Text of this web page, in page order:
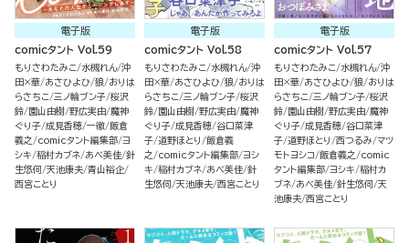
電子版
comicタント Vol.59
もりさわたみこ 水槻れん 沖
田×華 あさひよひ 狼 おりは
らさちこ 三ノ輪ブン子 桜沢
鈴 園山由樹 野広実由 魔神
ぐり子 成見香穂 一徹 飯倉
義之
comicタント編集部 ヨ
シキ 稲村カブネ あべ美佳 針
生悠伺 天池康夫 青山裕企
西宮ことり
電子版
comicタント Vol.58
もりさわたみこ 水槻れん 沖
田×華 あさひよひ 狼 おりは
らさちこ 三ノ輪ブン子 桜沢
鈴 園山由樹 野広実由 魔神
ぐり子 成見香穂 谷口菜津
子 道野ほとり
飯倉義
之
comicタント編集部 ヨシ
キ 稲村カブネ あべ美佳 針
生悠伺 天池康夫 西宮ことり
電子版
comicタント Vol.57
もりさわたみこ 水槻れん 沖
田×華 あさひよひ 狼 おりは
らさちこ 三ノ輪ブン子 桜沢
鈴 園山由樹 野広実由 魔神
ぐり子 成見香穂 谷口菜津
子 道野ほとり 西つるみ マツ
モトヨシコ 飯倉義之
comic
タント編集部 ヨシキ 稲村カ
ブネ あべ美佳 針生悠伺 天
池康夫 西宮ことり